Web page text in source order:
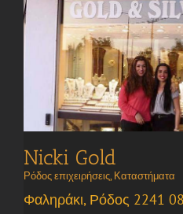
Nicki Gold
Ρόδος επιχειρήσεις, Καταστήματα
Φαληράκι, Ρόδος 2241